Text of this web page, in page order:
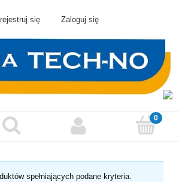
się Zaloguj się
spełniających podane kryteria.